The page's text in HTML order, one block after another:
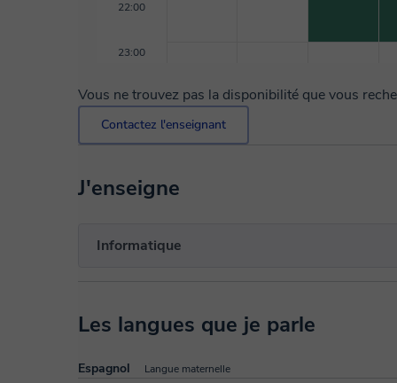
22:00
23:00
Vous ne trouvez pas la disponibilité que vous
Contactez l'enseignant
J'enseigne
Informatique
Les langues que je parle
Espagnol Langue maternelle